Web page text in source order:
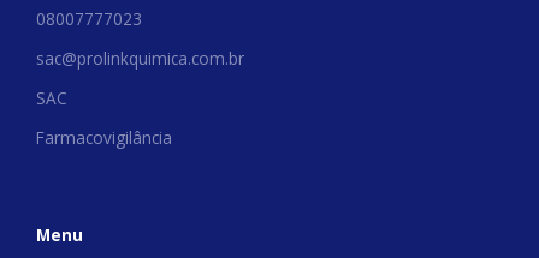
08007777023
sac@prolinkquimica.com.br
SAC
Farmacovigilância
Menu